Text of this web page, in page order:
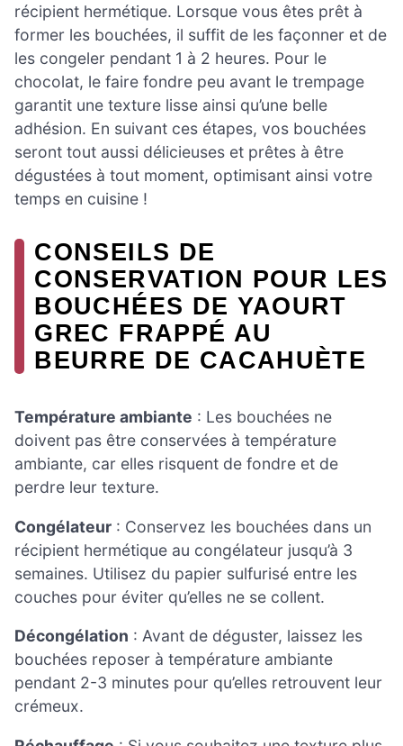
récipient hermétique. Lorsque vous êtes prêt à
former les bouchées, il suffit de les façonner et de
les congeler pendant 1 à 2 heures. Pour le
chocolat, le faire fondre peu avant le trempage
garantit une texture lisse ainsi qu’une belle
adhésion. En suivant ces étapes, vos bouchées
seront tout aussi délicieuses et prêtes à être
dégustées à tout moment, optimisant ainsi votre
temps en cuisine !
CONSEILS DE
CONSERVATION POUR LES
BOUCHÉES DE YAOURT
GREC FRAPPÉ AU
BEURRE DE CACAHUÈTE
Température ambiante : Les bouchées ne
doivent pas être conservées à température
ambiante, car elles risquent de fondre et de
perdre leur texture.
Congélateur : Conservez les bouchées dans un
récipient hermétique au congélateur jusqu’à 3
semaines. Utilisez du papier sulfurisé entre les
couches pour éviter qu’elles ne se collent.
Décongélation : Avant de déguster, laissez les
bouchées reposer à température ambiante
pendant 2-3 minutes pour qu’elles retrouvent leur
crémeux.